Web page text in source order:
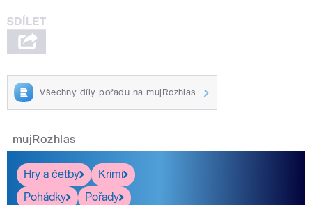
Všechny díly pořadu na mujRozhlas
mujRozhlas
Hry a četby
Krimi
Pohádky
Pořady